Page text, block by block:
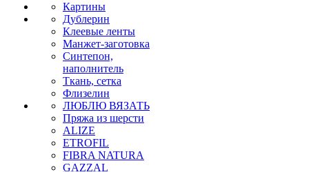
Картины
Дублерин
Клеевые ленты
Манжет-заготовка
Синтепон,
наполнитель
Ткань, сетка
Флизелин
ЛЮБЛЮ ВЯЗАТЬ
Пряжа из шерсти
ALIZE
ETROFIL
FIBRA NATURA
GAZZAL